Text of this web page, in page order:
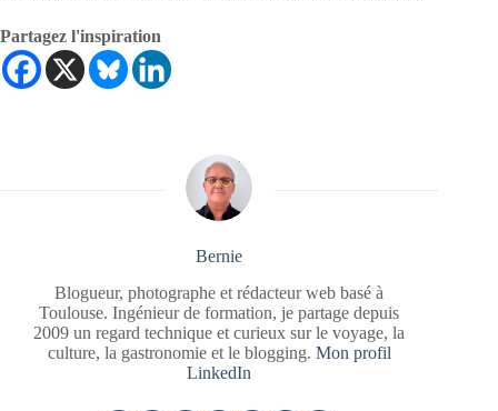
Partagez l'inspiration
Bernie
Blogueur, photographe et rédacteur web basé à
Toulouse. Ingénieur de formation, je partage depuis
2009 un regard technique et curieux sur le voyage, la
culture, la gastronomie et le blogging. Mon profil
LinkedIn